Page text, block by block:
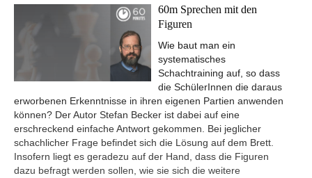
60m Sprechen mit den
Figuren
Wie baut man ein
systematisches
Schachtraining auf, so dass
die SchülerInnen die daraus
erworbenen Erkenntnisse in ihren eigenen Partien anwenden
können? Der Autor Stefan Becker ist dabei auf eine
erschreckend einfache Antwort gekommen. Bei jeglicher
schachlicher Frage befindet sich die Lösung auf dem Brett.
Insofern liegt es geradezu auf der Hand, dass die Figuren
dazu befragt werden sollen, wie sie sich die weitere